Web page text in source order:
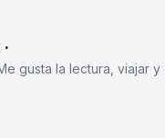
.
gusta la lectura, viajar